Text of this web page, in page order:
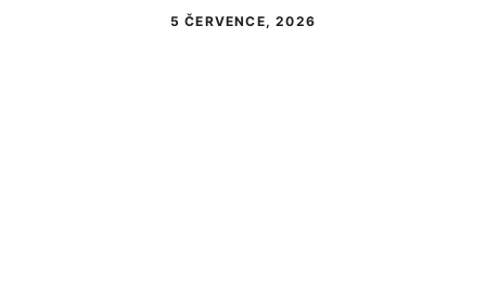
5 ČERVENCE, 2026